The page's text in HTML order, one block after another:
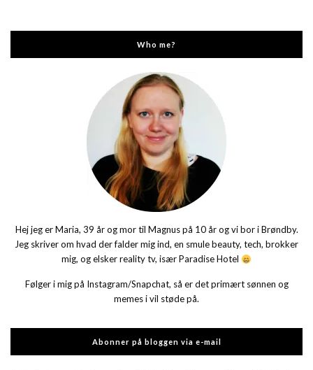
Who me?
Hej jeg er Maria, 39 år og mor til Magnus på 10 år og vi bor i Brøndby.
Jeg skriver om hvad der falder mig ind, en smule beauty, tech, brokker
mig, og elsker reality tv, især Paradise Hotel
Følger i mig på Instagram/Snapchat, så er det primært sønnen og
memes i vil støde på.
Abonner på bloggen via e-mail